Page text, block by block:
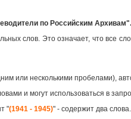
по Российским Архивам".
слов. Это означает, что все
или несколькими пробелами),
и могут использоваться в
"(1941 - 1945)" - содержит два слова.